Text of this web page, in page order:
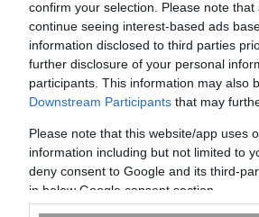
confirm your selection. Please note
continue seeing interest-based ads
information disclosed to third parties
further disclosure of your personal
participants. This information may also
Downstream Participants that may
Please note that this website/app uses
information including but not limited to
deny consent to Google and its third-
in below Google consent section.